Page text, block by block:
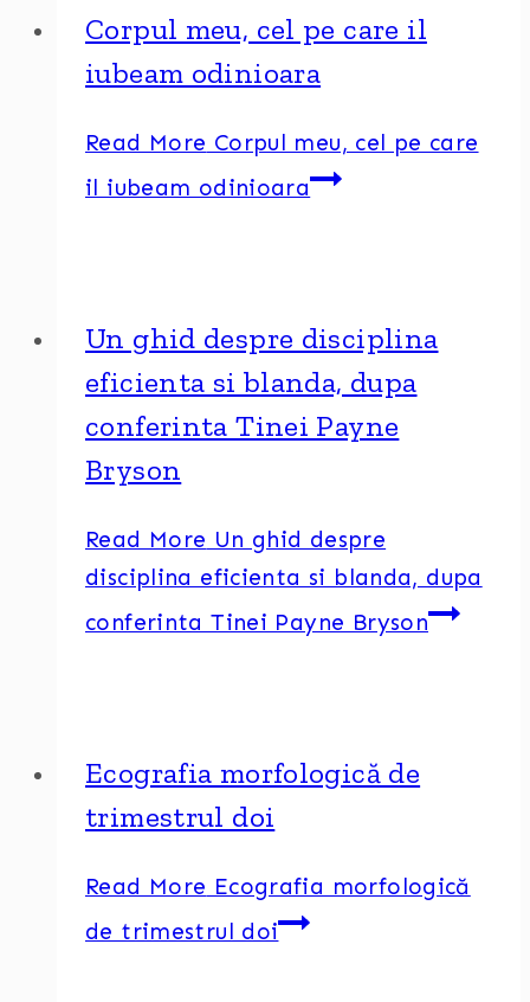
Corpul meu, cel pe care il
iubeam odinioara
Read More Corpul meu, cel pe care
il iubeam odinioara
Un ghid despre disciplina
eficienta si blanda, dupa
conferinta Tinei Payne
Bryson
Read More Un ghid despre
disciplina eficienta si blanda, dupa
conferinta Tinei Payne Bryson
Ecografia morfologică de
trimestrul doi
Read More Ecografia morfologică
de trimestrul doi